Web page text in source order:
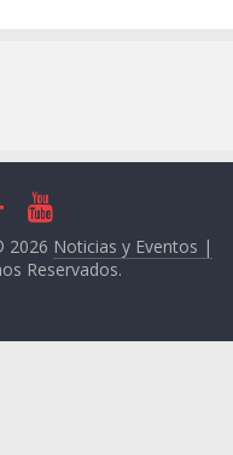
2026 Noticias y Eventos |
Reservados.